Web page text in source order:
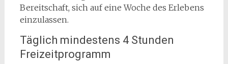
Bereitschaft, sich auf eine Woche des Erlebens
einzulassen.
Täglich mindestens 4 Stunden
Freizeitprogramm